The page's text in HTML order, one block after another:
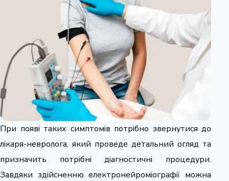
При появі таких симптомів потрібно звернутися до
лікаря-невролога, який проведе детальний огляд та
призначить потрібні діагностичні процедури.
Завдяки здійсненню електронейроміографії можна